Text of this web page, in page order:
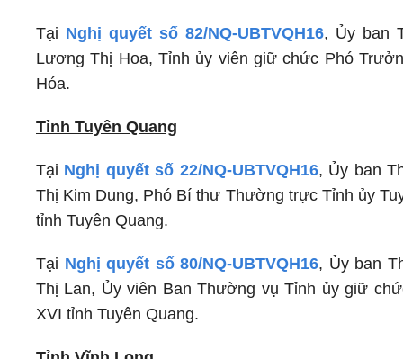
Tại Nghị quyết số 82/NQ-UBTVQH16, Ủy ban
Lương Thị Hoa, Tỉnh ủy viên giữ chức Phó
Hóa.
Tỉnh Tuyên Quang
Tại Nghị quyết số 22/NQ-UBTVQH16, Ủy ban
Thị Kim Dung, Phó Bí thư Thường trực Tỉnh ủy
tỉnh Tuyên Quang.
Tại Nghị quyết số 80/NQ-UBTVQH16, Ủy ban
Thị Lan, Ủy viên Ban Thường vụ Tỉnh ủy giữ
XVI tỉnh Tuyên Quang.